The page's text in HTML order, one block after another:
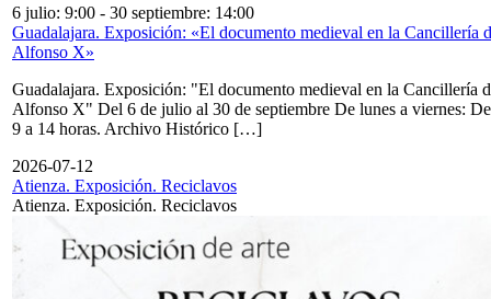
6 julio: 9:00 - 30 septiembre: 14:00
Guadalajara. Exposición: «El documento medieval en la Cancillería
Alfonso X»
Guadalajara. Exposición: "El documento medieval en la Cancillería
Alfonso X" Del 6 de julio al 30 de septiembre De lunes a viernes: De
9 a 14 horas. Archivo Histórico […]
2026-07-12
Atienza. Exposición. Reciclavos
Atienza. Exposición. Reciclavos